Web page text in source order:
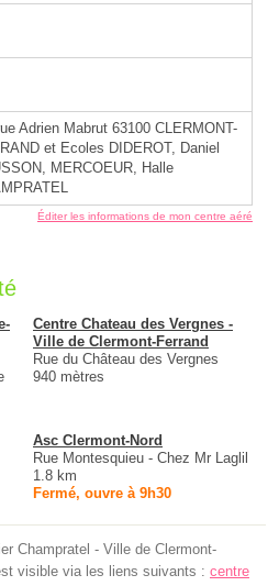
Adrien Mabrut 63100 CLERMONT-
et Ecoles DIDEROT, Daniel
MERCOEUR, Halle
Éditer les informations de mon centre aéré
Centre Chateau des Vergnes -
Ville de Clermont-Ferrand
Rue du Château des Vergnes
940 mètres
Asc Clermont-Nord
Rue Montesquieu - Chez Mr Laglil
1.8 km
Fermé, ouvre à 9h30
Champratel - Ville de Clermont-
visible via les liens suivants : centre